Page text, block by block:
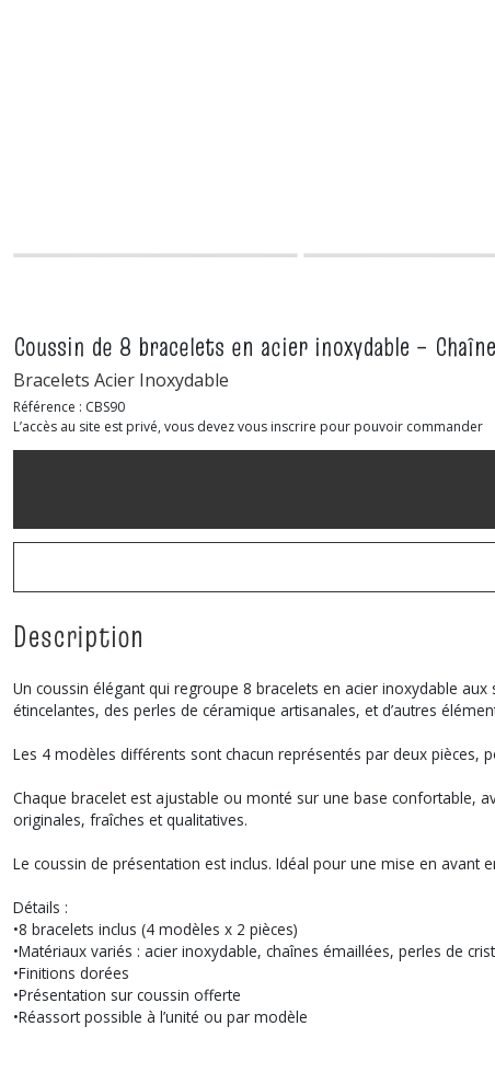
Coussin de 8 bracelets en acier inoxydable –
Bracelets Acier Inoxydable
Référence : CBS90
L’accès au site est privé, vous devez vous inscrire pour pouvoir commander
Description
Un coussin élégant qui regroupe 8 bracelets en acier inoxydable
étincelantes, des perles de céramique artisanales, et d’autres
Les 4 modèles différents sont chacun représentés par deux
Chaque bracelet est ajustable ou monté sur une base confortable,
originales, fraîches et qualitatives.
Le coussin de présentation est inclus. Idéal pour une mise en avant
Détails :
•8 bracelets inclus (4 modèles x 2 pièces)
•Matériaux variés : acier inoxydable, chaînes émaillées, perles de
•Finitions dorées
•Présentation sur coussin offerte
•Réassort possible à l’unité ou par modèle